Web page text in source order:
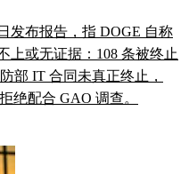
发布报告，指 DOGE 自称
上或无证据：108 条被终止
部 IT 合同未真正终止，
绝配合 GAO 调查。